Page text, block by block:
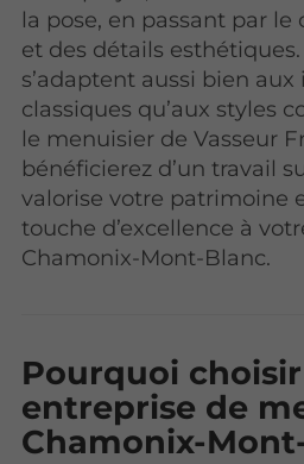
la pose, en passant par
et des détails
s’adaptent aussi bien
classiques qu’aux styles
le menuisier de Vasseur
bénéficierez d’un travail
valorise votre patrimoine
touche d’excellence à
Chamonix-Mont-Blanc.
Pourquoi
entreprise de
Chamonix-